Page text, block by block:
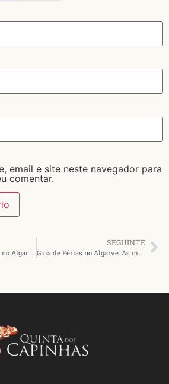
email e site neste navegador para
comentar.
SEGUINTE